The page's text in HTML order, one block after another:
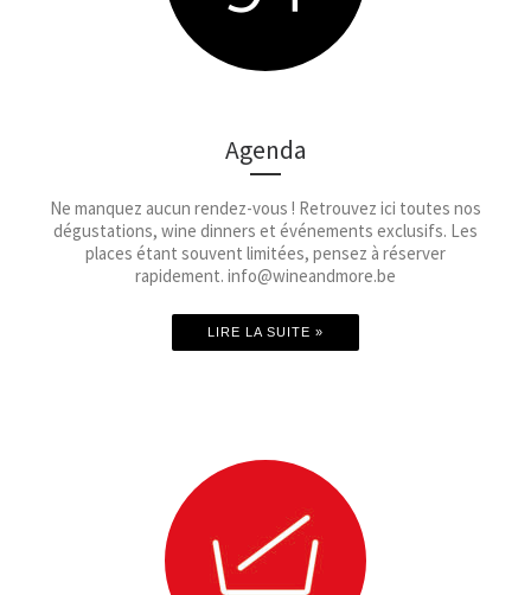
Agenda
Ne manquez aucun rendez-vous ! Retrouvez ici toutes nos
dégustations, wine dinners et événements exclusifs. Les
places étant souvent limitées, pensez à réserver
rapidement. info@wineandmore.be
LIRE LA SUITE »